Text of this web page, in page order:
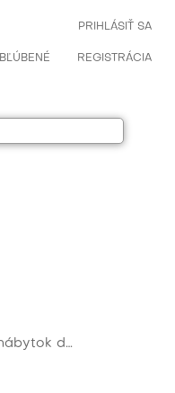
PRIHLÁSIŤ SA
REGISTRÁCIA
do spálne